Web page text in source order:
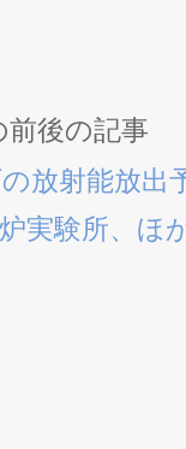
前後の記事
放射能放出
実験所、ほ